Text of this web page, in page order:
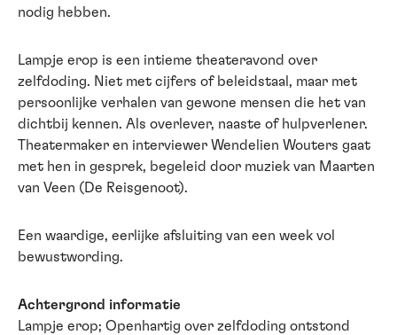
nodig hebben.
Lampje erop is een intieme theateravond over
zelfdoding. Niet met cijfers of beleidstaal, maar met
persoonlijke verhalen van gewone mensen die het van
dichtbij kennen. Als overlever, naaste of hulpverlener.
Theatermaker en interviewer Wendelien Wouters gaat
met hen in gesprek, begeleid door muziek van Maarten
van Veen (De Reisgenoot).
Een waardige, eerlijke afsluiting van een week vol
bewustwording.
Achtergrond informatie
Lampje erop; Openhartig over zelfdoding ontstond